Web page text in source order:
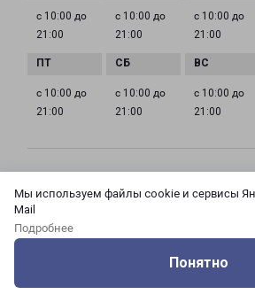
Мы используем файлы cookie и сервисы
Mail
Подробнее
Понятно
с 10:00 до
21:00
с 10:00 до
21:00
с 10:00 до
21:00
с 10:00 до
21:00
с 10:00 до
21:00
с 10:00 до
21:00
Россия, Москва город, Зюзино район,
Азовская, дом 24, корпус 3